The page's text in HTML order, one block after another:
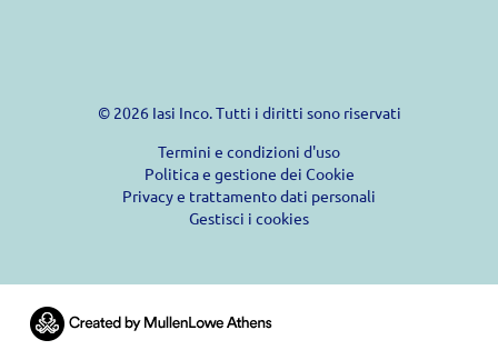
© 2026 Iasi Inco. Tutti i diritti sono riservati
Termini e condizioni d'uso
Politica e gestione dei Cookie
Privacy e trattamento dati personali
Gestisci i cookies